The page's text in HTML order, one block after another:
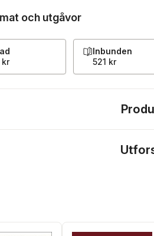
och utgåvor
Inbunden
521 kr